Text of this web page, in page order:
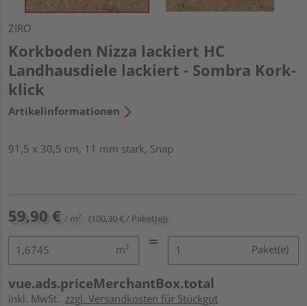
ZIRO
Korkboden Nizza lackiert HC
Landhausdiele lackiert - Sombra Kork-
klick
Artikelinformationen
91,5 x 30,5 cm, 11 mm stark, Snap
59,90 € / m² (100,30 € / Paket(e))
m² Paket(e)
vue.ads.priceMerchantBox.total
inkl. MwSt. zzgl. Versandkosten für Stückgut